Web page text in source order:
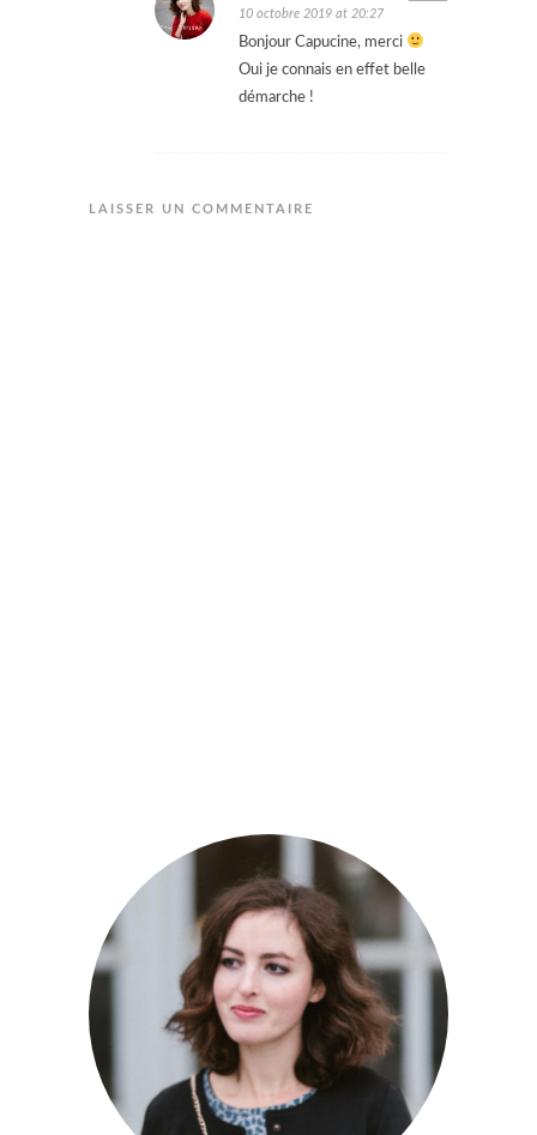
10 octobre 2019 at 20:27
Bonjour Capucine, merci
Oui je connais en effet belle
démarche !
LAISSER UN COMMENTAIRE